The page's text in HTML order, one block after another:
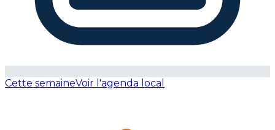
Cette semaineVoir l'agenda local